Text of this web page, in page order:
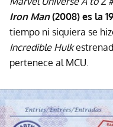
Iron Man(2008) es la
tiempo ni siquiera se
Incredible Hulk
pertenece al MCU.